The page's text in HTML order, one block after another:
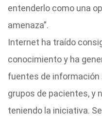
entenderlo como una
amenaza”.
Internet ha traído
conocimiento y ha
fuentes de información
grupos de pacientes, y
teniendo la iniciativa.